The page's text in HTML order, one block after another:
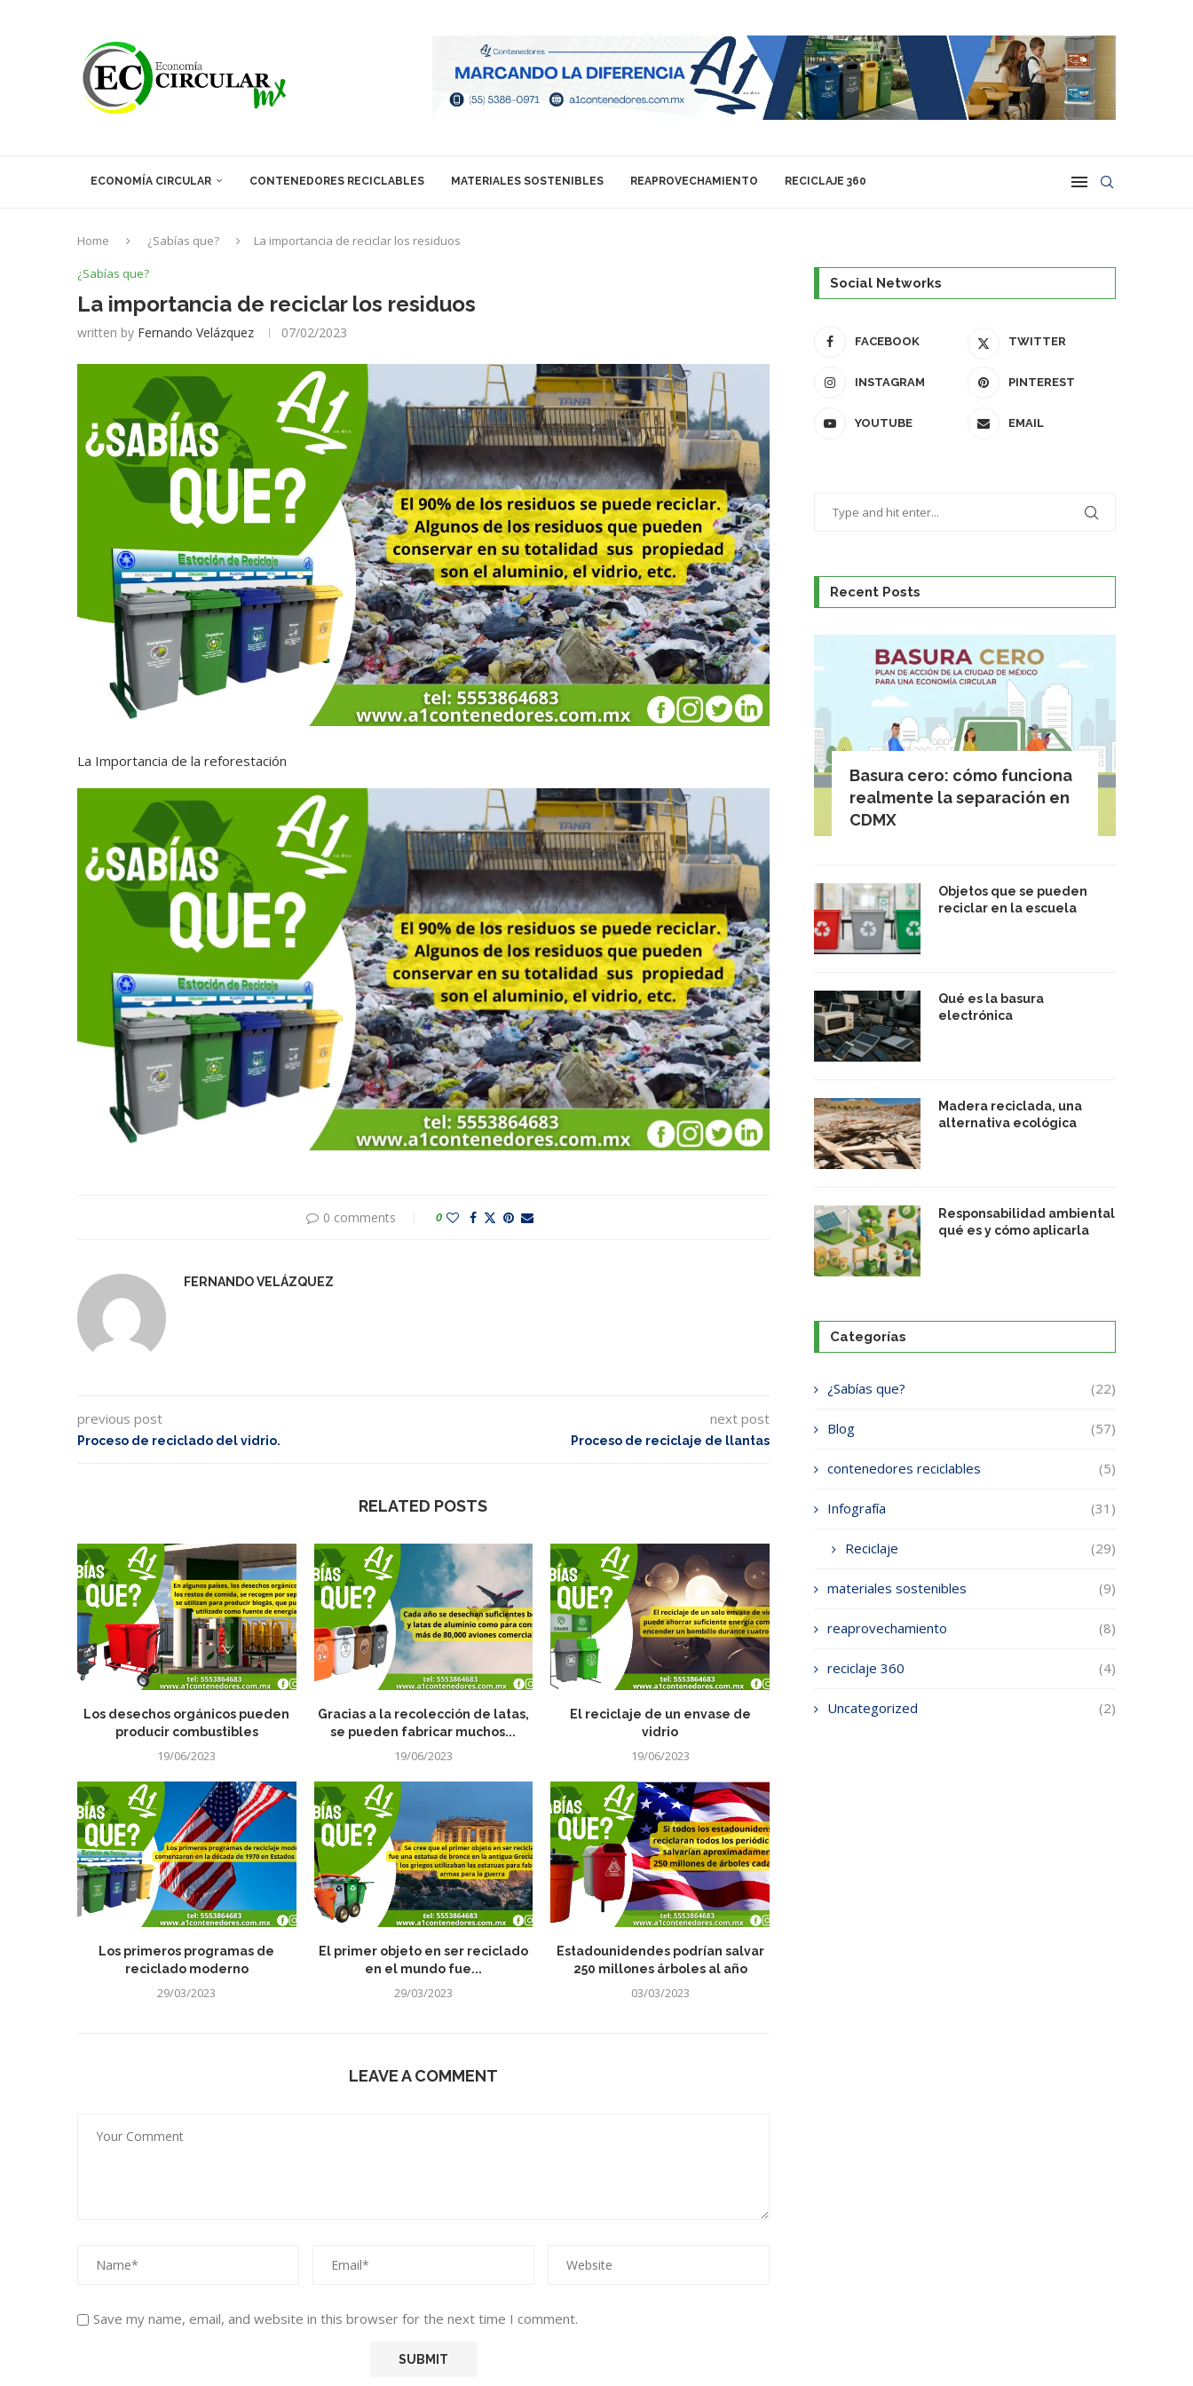
ECONOMÍA CIRCULAR CONTENEDORES RECICLABLES MATERIALES SOSTENIBLES REAPROVECHAMIENTO RECICLAJE 360
Home ¿Sabías que? La importancia de reciclar los residuos
¿Sabías que?
La importancia de reciclar los residuos
written by Fernando Velázquez 07/02/2023
La Importancia de la reforestación
0 comments 0
FERNANDO VELÁZQUEZ
previous post
Proceso de reciclado del vidrio.
next post
Proceso de reciclaje de llantas
RELATED POSTS
Los desechos orgánicos pueden
producir combustibles
19/06/2023
Gracias a la recolección de latas,
se pueden fabricar muchos...
19/06/2023
El reciclaje de un envase de
vidrio
19/06/2023
Los primeros programas de
reciclado moderno
29/03/2023
El primer objeto en ser reciclado
en el mundo fue...
29/03/2023
Estadounidendes podrían salvar
250 millones árboles al año
03/03/2023
LEAVE A COMMENT
Save my name, email, and website in this browser for the next time I comment.
Social Networks
FACEBOOK TWITTER
INSTAGRAM PINTEREST
YOUTUBE EMAIL
Recent Posts
Basura cero: cómo funciona
realmente la separación en
CDMX
Objetos que se pueden
reciclar en la escuela
Qué es la basura
electrónica
Madera reciclada, una
alternativa ecológica
Responsabilidad ambiental
qué es y cómo aplicarla
Categorías
¿Sabías que? (22)
Blog (57)
contenedores reciclables (5)
Infografía (31)
Reciclaje (29)
materiales sostenibles (9)
reaprovechamiento (8)
reciclaje 360 (4)
Uncategorized (2)